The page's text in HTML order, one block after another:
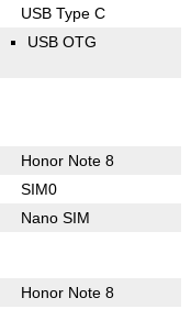
USB Type C
USB OTG
Honor Note 8
SIM0
Nano SIM
Honor Note 8